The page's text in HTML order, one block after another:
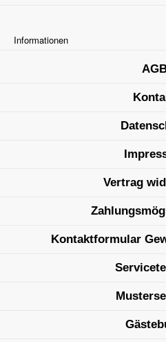
Informationen
Vertrag
Kontaktformular